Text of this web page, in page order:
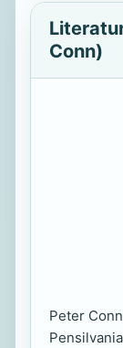
Conn)
Peter